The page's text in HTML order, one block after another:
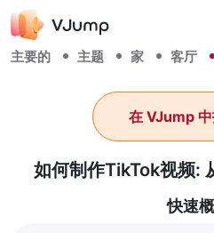
主要的 主题 家 客厅
如何制作TikTok视频:
在 VJump
快速